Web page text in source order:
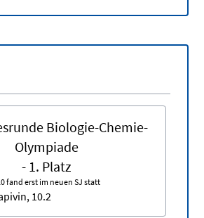
Biologie-Chemie-
Olympiade
- 1. Platz
fand erst im neuen SJ statt
10.2